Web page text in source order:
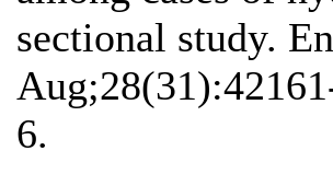
sectional study.
6.